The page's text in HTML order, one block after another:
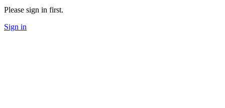
Please sign in first.
Sign in